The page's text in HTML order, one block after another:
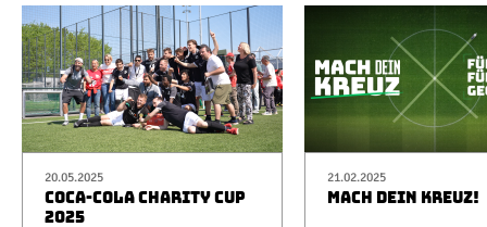
20.05.2025
COCA-COLA CHARITY CUP
2025
21.02.2025
MACH DEIN KREUZ!